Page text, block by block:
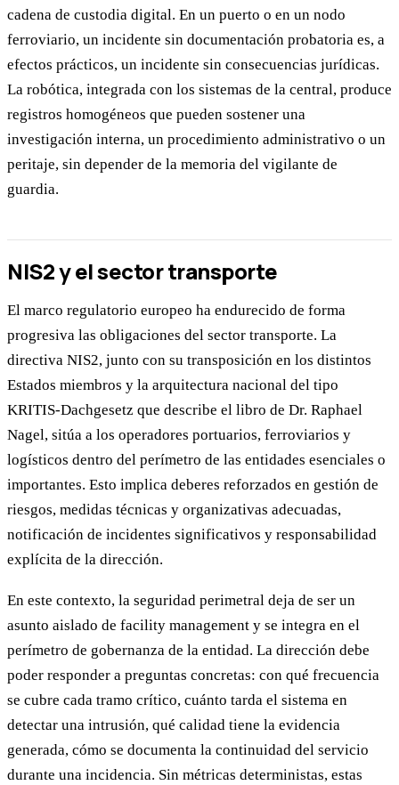
cadena de custodia digital. En un puerto o en un nodo
ferroviario, un incidente sin documentación probatoria es, a
efectos prácticos, un incidente sin consecuencias jurídicas.
La robótica, integrada con los sistemas de la central, produce
registros homogéneos que pueden sostener una
investigación interna, un procedimiento administrativo o un
peritaje, sin depender de la memoria del vigilante de
guardia.
NIS2 y el sector transporte
El marco regulatorio europeo ha endurecido de forma
progresiva las obligaciones del sector transporte. La
directiva NIS2, junto con su transposición en los distintos
Estados miembros y la arquitectura nacional del tipo
KRITIS-Dachgesetz que describe el libro de Dr. Raphael
Nagel, sitúa a los operadores portuarios, ferroviarios y
logísticos dentro del perímetro de las entidades esenciales o
importantes. Esto implica deberes reforzados en gestión de
riesgos, medidas técnicas y organizativas adecuadas,
notificación de incidentes significativos y responsabilidad
explícita de la dirección.
En este contexto, la seguridad perimetral deja de ser un
asunto aislado de facility management y se integra en el
perímetro de gobernanza de la entidad. La dirección debe
poder responder a preguntas concretas: con qué frecuencia
se cubre cada tramo crítico, cuánto tarda el sistema en
detectar una intrusión, qué calidad tiene la evidencia
generada, cómo se documenta la continuidad del servicio
durante una incidencia. Sin métricas deterministas, estas